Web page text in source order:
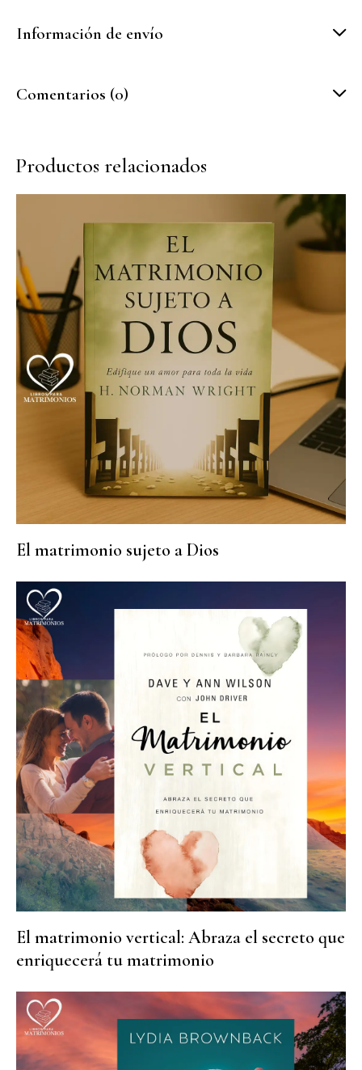
Información de envío
Comentarios (0)
Productos relacionados
El matrimonio sujeto a Dios
El matrimonio vertical: Abraza el secreto que
enriquecerá tu matrimonio